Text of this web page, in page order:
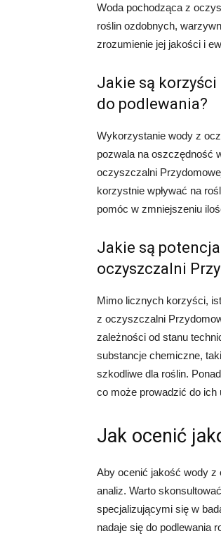
Woda pochodząca z
roślin ozdobnych,
zrozumienie jej jakości i
Jakie są
do podlewania?
Wykorzystanie wody z
pozwala na oszczędność
oczyszczalni
korzystnie wpływać na
pomóc w zmniejszeniu
Jakie są
oczyszczalni
Mimo licznych korzyści,
z oczyszczalni
zależności od stanu
substancje chemiczne,
szkodliwe dla roślin.
co może prowadzić do ich
Jak ocenić
Aby ocenić jakość wody z
analiz. Warto
specjalizującymi się w
nadaje się do podlewania